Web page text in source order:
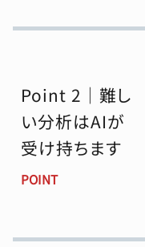
Point 2｜難し
い分析はAIが
受け持ちます
POINT